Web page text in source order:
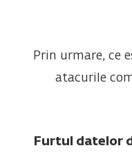
Prin urmare, ce
atacurile
Furtul datelor